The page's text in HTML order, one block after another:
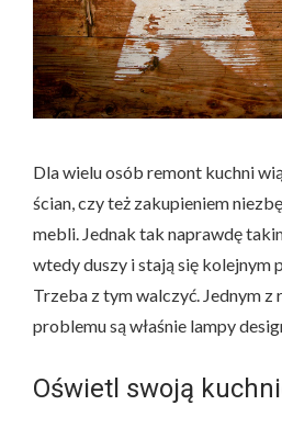
Dla wielu osób remont kuchni
ścian, czy też zakupieniem
mebli. Jednak tak naprawdę
wtedy duszy i stają się kolejnym
Trzeba z tym walczyć. Jednym z
problemu są właśnie lampy
Oświetl swoją